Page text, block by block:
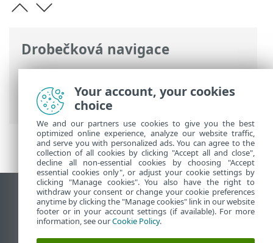
Drobečková navigace
ESET Online nápověda>ESET PROTECT
On-Prem
>Úvod>Architektura > ESET
Rogue Detection Sensor
Zobrazit verzi pro počítač
End of Life
ESET Databáze znalostí
Your account, your cookies
choice
We and our partners use cookies to give you the best
optimized online experience, analyze our website traffic,
and serve you with personalized ads. You can agree to the
collection of all cookies by clicking "Accept all and close",
decline all non-essential cookies by choosing "Accept
essential cookies only", or adjust your cookie settings by
clicking "Manage cookies". You also have the right to
withdraw your consent or change your cookie preferences
anytime by clicking the "Manage cookies" link in our website
footer or in your account settings (if available). For more
information, see ourCookie Policy.